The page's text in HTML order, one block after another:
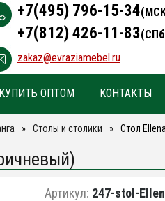
+7(495) 796-15-34
+7(812) 426-11-83
zakaz@evraziamebel.ru
КУПИТЬ ОПТОМ КОНТАКТЫ
Столы и столики Стол
Артикул: 247-stol-